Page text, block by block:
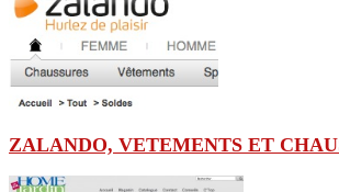
ZALANDO, VETEMENTS ET